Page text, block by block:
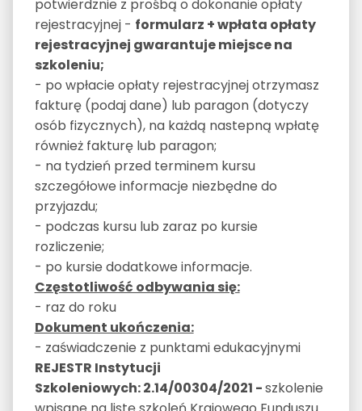
potwierdznie z prośbą o dokonanie opłaty
rejestracyjnej - formularz + wpłata opłaty
rejestracyjnej gwarantuje miejsce na
szkoleniu;
- po wpłacie opłaty rejestracyjnej otrzymasz
fakturę (podaj dane) lub paragon (dotyczy
osób fizycznych), na każdą nastepną wpłatę
również fakturę lub paragon;
- na tydzień przed terminem kursu
szczegółowe informacje niezbędne do
przyjazdu;
- podczas kursu lub zaraz po kursie
rozliczenie;
- po kursie dodatkowe informacje.
Częstotliwość odbywania się:
- raz do roku
Dokument ukończenia:
- zaświadczenie z punktami edukacyjnymi
REJESTR Instytucji
Szkoleniowych:2.14/00304/2021 -szkolenie